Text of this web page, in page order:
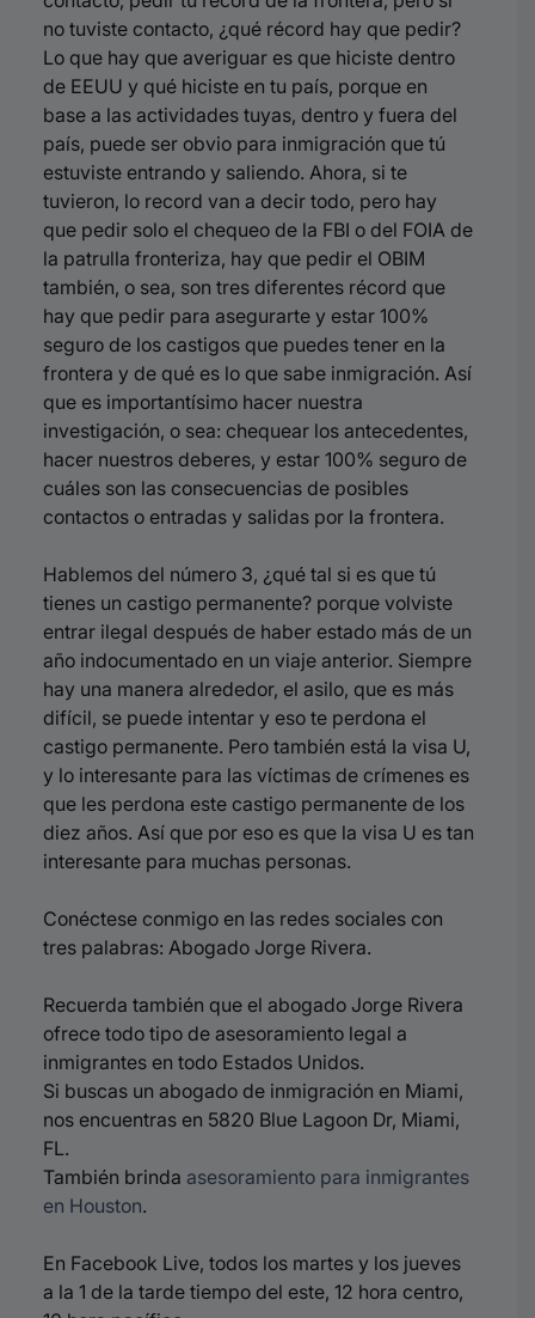
no tuviste contacto, ¿qué récord hay que pedir?
Lo que hay que averiguar es que hiciste dentro
de EEUU y qué hiciste en tu país, porque en
base a las actividades tuyas, dentro y fuera del
país, puede ser obvio para inmigración que tú
estuviste entrando y saliendo. Ahora, si te
tuvieron, lo record van a decir todo, pero hay
que pedir solo el chequeo de la FBI o del FOIA de
la patrulla fronteriza, hay que pedir el OBIM
también, o sea, son tres diferentes récord que
hay que pedir para asegurarte y estar 100%
seguro de los castigos que puedes tener en la
frontera y de qué es lo que sabe inmigración. Así
que es importantísimo hacer nuestra
investigación, o sea: chequear los antecedentes,
hacer nuestros deberes, y estar 100% seguro de
cuáles son las consecuencias de posibles
contactos o entradas y salidas por la frontera.
Hablemos del número 3, ¿qué tal si es que tú
tienes un castigo permanente? porque volviste
entrar ilegal después de haber estado más de un
año indocumentado en un viaje anterior. Siempre
hay una manera alrededor, el asilo, que es más
difícil, se puede intentar y eso te perdona el
castigo permanente. Pero también está la visa U,
y lo interesante para las víctimas de crímenes es
que les perdona este castigo permanente de los
diez años. Así que por eso es que la visa U es tan
interesante para muchas personas.
Conéctese conmigo en las redes sociales con
tres palabras: Abogado Jorge Rivera.
Recuerda también que el abogado Jorge Rivera
ofrece todo tipo de asesoramiento legal a
inmigrantes en todo Estados Unidos.
Si buscas un abogado de inmigración en Miami,
nos encuentras en 5820 Blue Lagoon Dr, Miami,
FL.
También brinda asesoramiento para inmigrantes
en Houston.
En Facebook Live, todos los martes y los jueves
a la 1 de la tarde tiempo del este, 12 hora centro,